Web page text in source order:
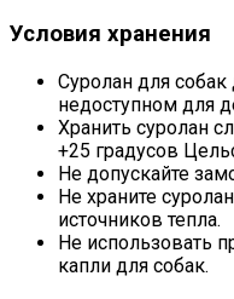
Условия хранения
Суролан для
недоступном для
Хранить суролан
+25 градусов
Не допускайте
Не храните
источников тепла.
Не использовать
капли для собак.